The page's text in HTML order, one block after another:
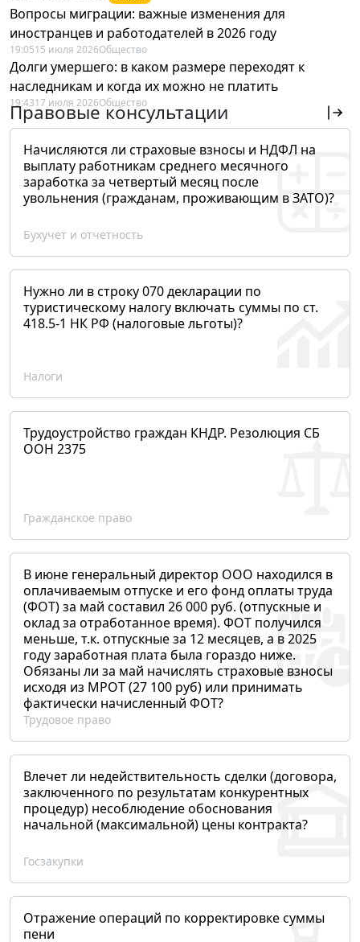
Вопросы миграции: важные изменения для
иностранцев и работодателей в 2026 году
19:0515 июля 2026Общество
Долги умершего: в каком размере переходят к
наследникам и когда их можно не платить
19:4317 июля 2026Общество
Правовые консультации
Начисляются ли страховые взносы и НДФЛ на
выплату работникам среднего месячного
заработка за четвертый месяц после
увольнения (гражданам, проживающим в ЗАТО)?
Бухучет и отчетность
Нужно ли в строку 070 декларации по
туристическому налогу включать суммы по ст.
418.5-1 НК РФ (налоговые льготы)?
Налоги
Трудоустройство граждан КНДР. Резолюция СБ
ООН 2375
Гражданское право
В июне генеральный директор ООО находился в
оплачиваемым отпуске и его фонд оплаты труда
(ФОТ) за май составил 26 000 руб. (отпускные и
оклад за отработанное время). ФОТ получился
меньше, т.к. отпускные за 12 месяцев, а в 2025
году заработная плата была гораздо ниже.
Обязаны ли за май начислять страховые взносы
исходя из МРОТ (27 100 руб) или принимать
фактически начисленный ФОТ?
Трудовое право
Влечет ли недействительность сделки (договора,
заключенного по результатам конкурентных
процедур) несоблюдение обоснования
начальной (максимальной) цены контракта?
Госзакупки
Отражение операций по корректировке суммы
пени